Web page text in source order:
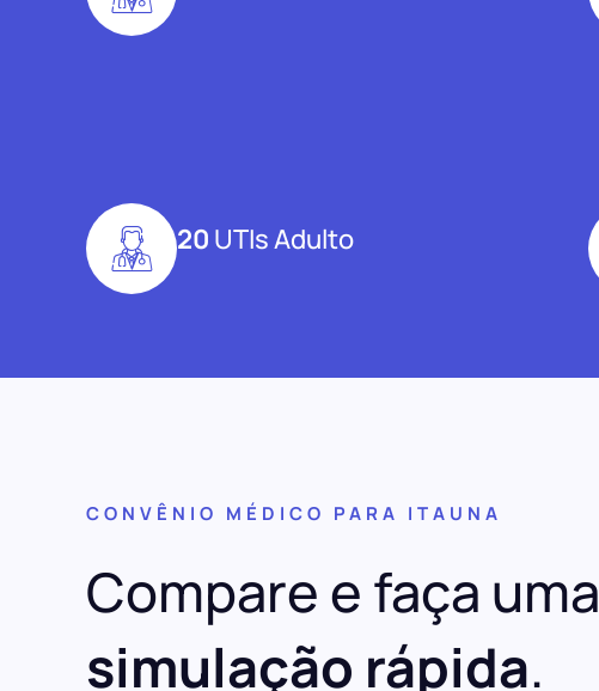
20 UTIs Adulto
CONVÊNIO MÉDICO PARA ITAUNA
Compare e faça uma
simulação rápida.